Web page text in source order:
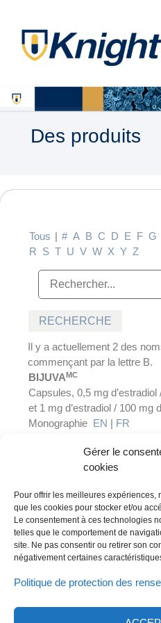
Gérer le
cookies
Pour offrir les meilleures
que les cookies pour stocker et/ou
Le consentement à ces technologies
telles que le comportement de
site. Ne pas consentir ou retirer son
négativement certaines
Politique de protection des
Des produits
Tous | # A B C D E F G
R S T U V W X Y Z
Il y a actuellement 2 des
commençant par la lettre B.
BIJUVAMC
Capsules, 0,5 mg
et 1 mg d’estradiol / 100 mg
Monographie EN | FR
MD
Comprimés, 1 mg et 5 mg de